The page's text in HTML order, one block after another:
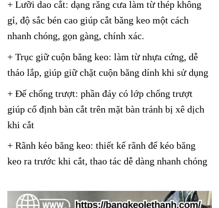
+ Lưỡi dao cắt: dạng răng cưa làm từ thép không
gỉ, độ sắc bén cao giúp cắt băng keo một cách
nhanh chóng, gọn gàng, chính xác.
+ Trục giữ cuộn băng keo: làm từ nhựa cứng, dễ
tháo lắp, giúp giữ chặt cuộn băng dính khi sử dụng
+ Đế chống trượt: phần đáy có lớp chống trượt
giúp cố định bàn cắt trên mặt bàn tránh bị xê dịch
khi cắt
+ Rãnh kéo băng keo: thiết kế rãnh để kéo băng
keo ra trước khi cắt, thao tác dễ dàng nhanh chóng